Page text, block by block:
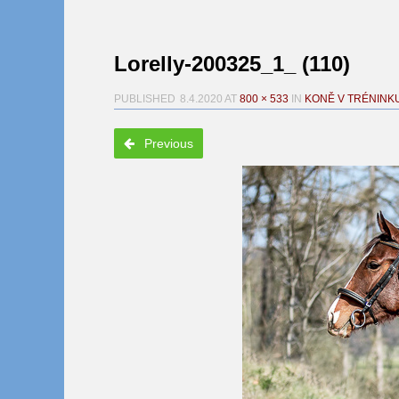
Lorelly-200325_1_ (110)
PUBLISHED 8.4.2020 AT 800 × 533 IN KONĚ V
Previous